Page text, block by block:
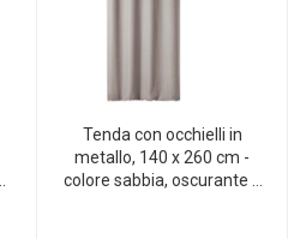
Tenda con occhielli in
metallo, 140 x 260 cm -
colore sabbia, oscurante e